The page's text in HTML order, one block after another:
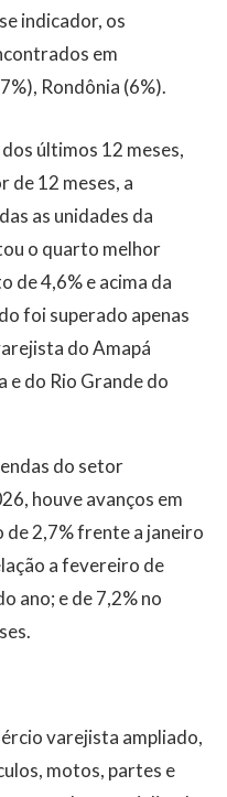
indicador, os
em
Rondônia (6%).
últimos 12 meses,
de 12 meses, a
as unidades da
o quarto melhor
de 4,6% e acima da
foi superado apenas
do Amapá
e do Rio Grande do
do setor
houve avanços em
2,7% frente a janeiro
a fevereiro de
ano; e de 7,2% no
varejista ampliado,
motos, partes e